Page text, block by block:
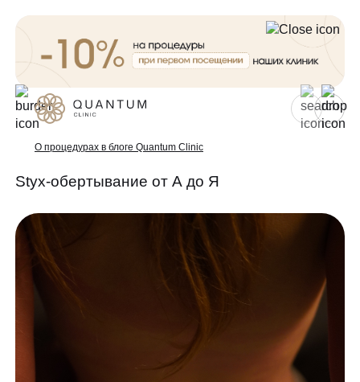
Для женщин Для мужчин
Консультативный приём
Инъекционная косметология
Аппаратная косметология
Эстетическая косметология
Проблемы
До/после
О процедурах в блоге Quantum Clinic
Styx-обертывание от А до Я